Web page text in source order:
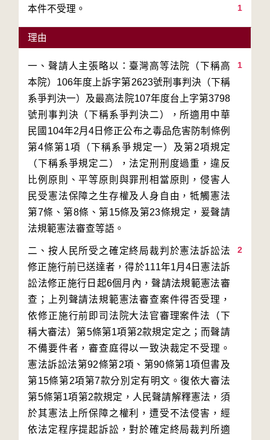
1
本件不受理。
理由
1
一、聲請人主張略以：臺灣高等法院（下稱高
本院）106年度上訴字第2623號刑事判決（下稱
系爭判決一）及最高法院107年度台上字第3798
號刑事判決（下稱系爭判決二），所適用中華
民國104年2月4日修正公布之毒品危害防制條例
第4條第1項（下稱系爭規定一）及第2項規定
（下稱系爭規定二），法定刑刑度過重，違反
比例原則、平等原則與罪刑相當原則，侵害人
民受憲法保障之生存權及人身自由，牴觸憲法
第7條、第8條、第15條及第23條規定，爰聲請
2
二、按人民所受之確定終局裁判於憲法訴訟法
修正施行前已送達者，得於111年1月4日憲法訴
訟法修正施行日起6個月內，聲請法規範憲法審
查；上列聲請法規範憲法審查案件得否受理，
依修正施行前即司法院大法官審理案件法（下
稱大審法）第5條第1項第2款規定定之；而聲請
不備要件者，審查庭得以一致決裁定不受理。
憲法訴訟法第92條第2項、第90條第1項但書及
第15條第2項第7款分別定有明文。復依大審法
第5條第1項第2款規定，人民聲請解釋憲法，須
於其憲法上所保障之權利，遭受不法侵害，經
依法定程序提起訴訟，對於確定終局裁判所適